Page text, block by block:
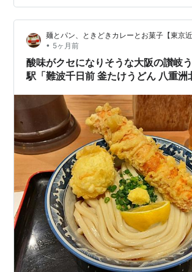
が、互いにその突っ込みをせずに済んで
言う事で、ビールと草とチーズを頼んで乾
と。 ザ・パーフェクト黒ラベル＆ペッパー
ーンサラダ(S)＆チーズ３種盛合せ。
なので、写真はし…
麺とパン、ときどきカレーとお菓子【東京近
• 5ヶ月前
酸味がクセになりそうな大阪の讃岐
駅「難波千日前 釜たけうどん 八重洲